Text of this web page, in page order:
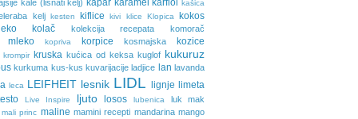
kale (lisnati kelj) kapar karamel karfiol kašica
kelj kesten kiflice kivi klice Klopica
kokos
kolač kolekcija recepata komorač
mleko kopriva korpice kosmajska kozice
krompir kruska kućica od keksa kuglof kukuruz
kurkuma kus-kus kuvarijacije ladjice lan lavanda
leca LEIFHEIT lesnik LIDL lignje limeta
Live Inspire ljuto losos lubenica luk mak
mali princ maline mamini recepti mandarina mango